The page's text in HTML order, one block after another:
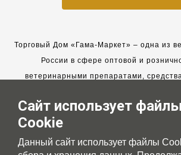
Торговый Дом «Гама-Маркет» – одна из
России в сфере оптовой и
ветеринарными препаратами,
Мы работаем с 2005 года. Мы приглашаем
новых клиентов и всегда рассчитываем
долгосрочные партнерские
Сайт использует файлы
Cookie
Данный сайт использует файлы